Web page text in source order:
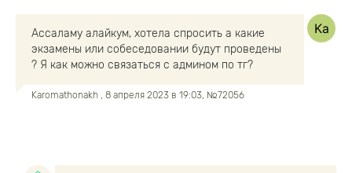
Ассаламу алайкум, хотела спросить а какие
экзамены или собеседовании будут проведены
? Я как можно связаться с админом по тг?
Karomathonakh , 8 апреля 2023 в 19:03, №72056